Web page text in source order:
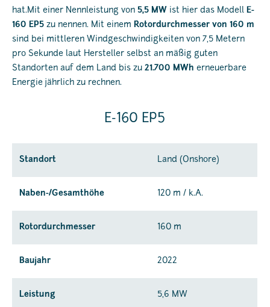
hat.Mit einer Nennleistung von 5,5 MW ist hier das Modell E-
160 EP5 zu nennen. Mit einem Rotordurchmesser von 160 m
sind bei mittleren Windgeschwindigkeiten von 7,5 Metern
pro Sekunde laut Hersteller selbst an mäßig guten
Standorten auf dem Land bis zu 21.700 MWh erneuerbare
Energie jährlich zu rechnen.
E-160 EP5
Standort Land (Onshore)
Naben-/Gesamthöhe 120 m / k.A.
Rotordurchmesser 160 m
Baujahr 2022
Leistung 5,6 MW